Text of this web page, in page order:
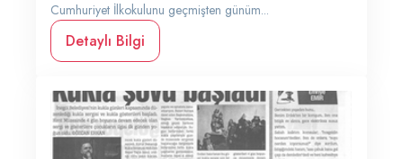
Cumhuriyet İlkokulunu geçmişten günüm...
Detaylı Bilgi